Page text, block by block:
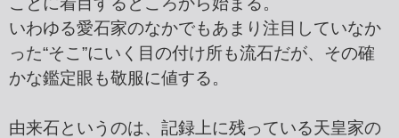
いわゆる愛石家のなかでもあまり注目していなか
った“そこ”にいく目の付け所も流石だが、その確
かな鑑定眼も敬服に値する。
由来石というのは、記録上に残っている天皇家の